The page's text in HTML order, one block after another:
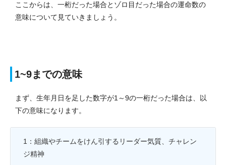
ここからは、一桁だった場合とゾロ目だった場合の運命数の
意味について見ていきましょう。
1~9までの意味
まず、生年月日を足した数字が1～9の一桁だった場合は、以
下の意味になります。
1：組織やチームをけん引するリーダー気質、チャレン
ジ精神